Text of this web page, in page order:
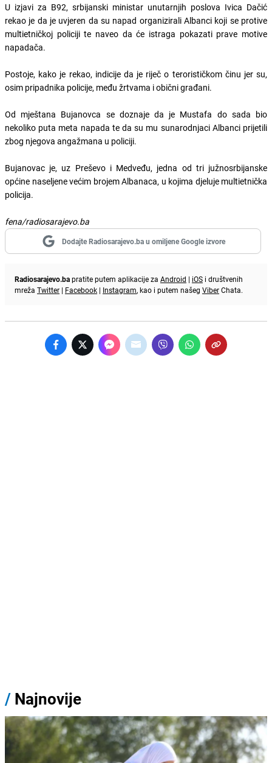
U izjavi za B92, srbijanski ministar unutarnjih poslova Ivica Dačić
rekao je da je uvjeren da su napad organizirali Albanci koji se protive
multietničkoj policiji te naveo da će istraga pokazati prave motive
napadača.
Postoje, kako je rekao, indicije da je riječ o terorističkom činu jer su,
osim pripadnika policije, među žrtvama i obični građani.
Od mještana Bujanovca se doznaje da je Mustafa do sada bio
nekoliko puta meta napada te da su mu sunarodnjaci Albanci prijetili
zbog njegova angažmana u policiji.
Bujanovac je, uz Preševo i Medveđu, jedna od tri južnosrbijanske
općine naseljene većim brojem Albanaca, u kojima djeluje multietnička
policija.
fena/radiosarajevo.ba
Dodajte Radiosarajevo.ba u omiljene Google izvore
Radiosarajevo.bapratite putem aplikacije za Android | iOS i društvenih
mreža Twitter | Facebook | Instagram, kao i putem našeg ViberChata.
/ Najnovije